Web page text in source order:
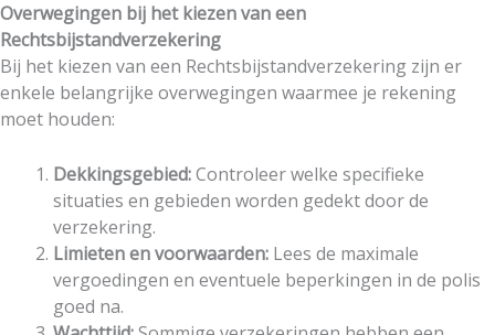
Overwegingen bij het kiezen van een
Rechtsbijstandverzekering
Bij het kiezen van een Rechtsbijstandverzekering zijn er
enkele belangrijke overwegingen waarmee je rekening
moet houden:
Dekkingsgebied:Controleer welke specifieke
situaties en gebieden worden gedekt door de
verzekering.
Limieten en voorwaarden: Lees de maximale
vergoedingen en eventuele beperkingen in de polis
goed na.